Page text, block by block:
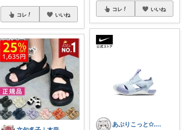
コレ いいね
コレ いいね
あぷりこっと✩.*˚100%ROOM経由